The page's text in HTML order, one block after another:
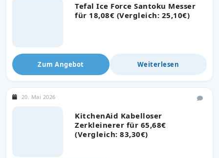
Tefal Ice Force Santoku Messer
für 18,08€ (Vergleich: 25,10€)
Zum Angebot Weiterlesen
KitchenAid Kabelloser
Zerkleinerer für 65,68€
(Vergleich: 83,30€)
20. Mai 2026